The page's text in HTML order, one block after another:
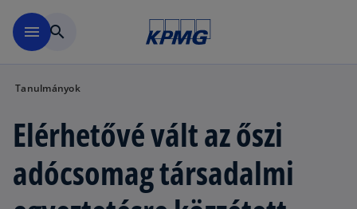
menu search
Tanulmányok
Elérhetővé vált az őszi
adócsomag társadalmi